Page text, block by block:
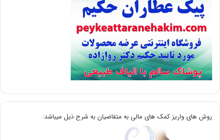
روش های واریز کمک های مالی به متقاضیان به شرح ذیل میباشد: